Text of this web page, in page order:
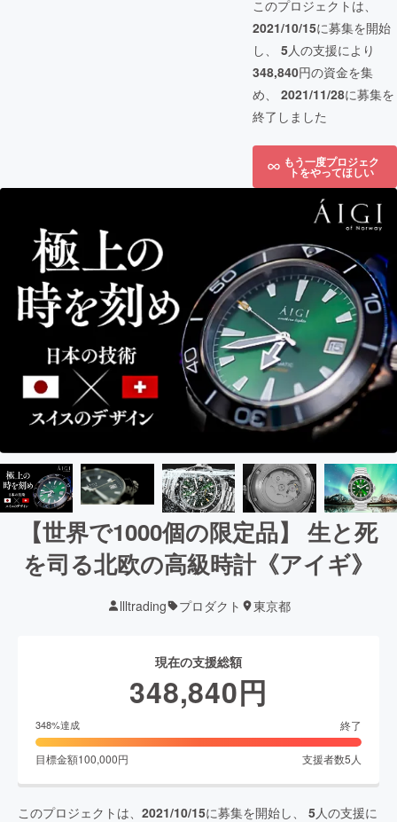
このプロジェクトは、
2021/10/15に募集を開始
し、 5人の支援により
348,840円の資金を集
め、 2021/11/28に募集を
終了しました
もう一度プロジェク
トをやってほしい
【世界で1000個の限定品】 生と死
を司る北欧の高級時計《アイギ》
llltrading プロダクト 東京都
現在の支援総額
348,840円
348%達成 終了
目標金額100,000円 支援者数5 人
このプロジェクトは、 2021/10/15に募集を開始し、 5人の支援に